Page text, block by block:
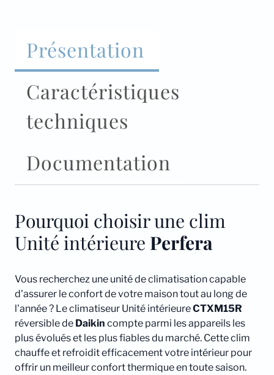
Présentation
Caractéristiques
techniques
Documentation
Pourquoi choisir une clim
Unité intérieure Perfera
Vous recherchez une unité de climatisation capable
d'assurer le confort de votre maison tout au long de
l'année ? Le climatiseur Unité intérieureCTXM15R
réversible de Daikin compte parmi les appareils les
plus évolués et les plus fiables du marché. Cette clim
chauffe et refroidit efficacement votre intérieur pour
offrir un meilleur confort thermique en toute saison.